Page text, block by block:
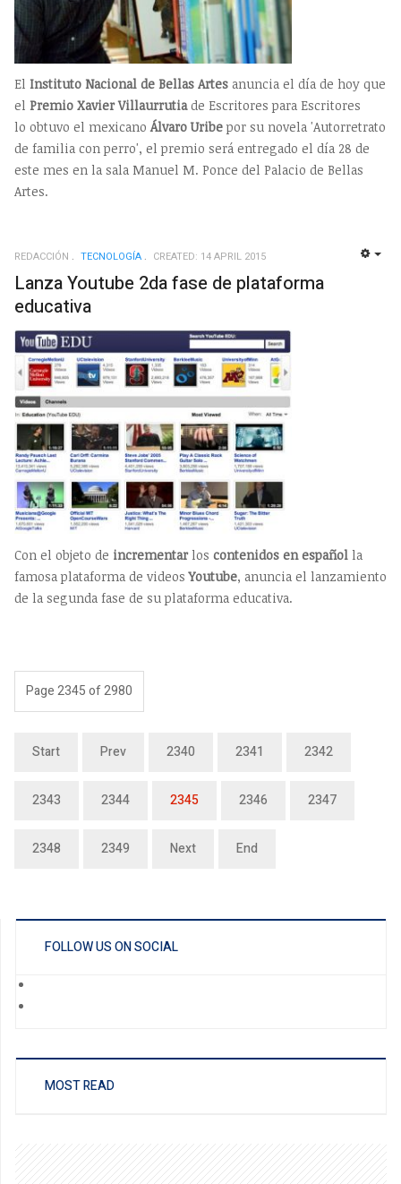
El Instituto Nacional de Bellas Artes anuncia el día de hoy que
el Premio Xavier Villaurrutiade Escritores para Escritores
lo obtuvo el mexicanoÁlvaro Uribe por su novela 'Autorretrato
de familia con perro', el premio será entregado el día 28 de
este mes en la sala Manuel M. Ponce del Palacio de Bellas
Artes.
REDACCIÓN TECNOLOGÍ­A CREATED: 14 APRIL 2015
Lanza Youtube 2da fase de plataforma
educativa
Con el objeto de incrementarlos contenidos en español la
famosa plataforma de videosYoutube, anuncia el lanzamiento
de la segunda fase de su plataforma educativa.
Page 2345 of 2980
Start Prev 2340 2341 2342
2343 2344 2345 2346 2347
2348 2349 Next End
FOLLOW US ON SOCIAL
MOST READ